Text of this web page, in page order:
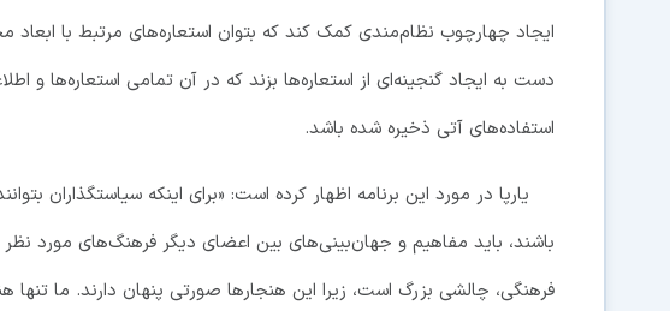
ایجاد چهارچوب نظام‌مندی کمک کند که بتوان استعاره‌های مرتبط با
دست به ایجاد گنجینه‌ای از استعاره‌ها بزند که در آن تمامی استعاره‌ها و
استفاده‌های آتی ذخیره شده باشد.
یارپا در مورد این برنامه اظهار کرده است: «برای اینکه سیاستگذاران
باشند، باید مفاهیم و جهان‌بینی‌های بین اعضای دیگر فرهنگ‌های مورد
فرهنگی، چالشی بزرگ است، زیرا این هنجارها صورتی پنهان دارند. ما